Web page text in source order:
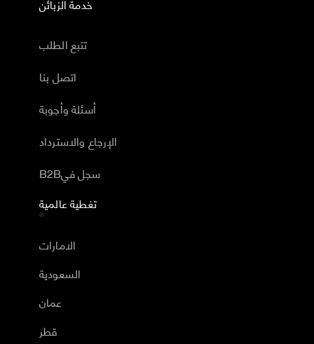
تتبع الطلب
اتصل بنا
أسئلة وأجوبة
الإرجاع والاسترداد
B2Bسجل في
تغطية عالمية
الامارات
السعودية
عمان
قطر